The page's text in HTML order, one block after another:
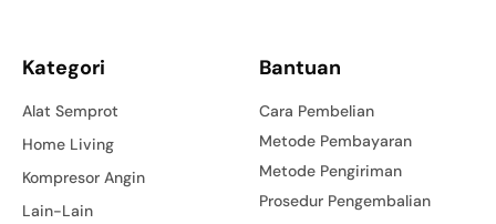
Kategori
Alat Semprot
Home Living
Kompresor Angin
Lain-Lain
Bantuan
Cara Pembelian
Metode Pembayaran
Metode Pengiriman
Prosedur Pengembalian